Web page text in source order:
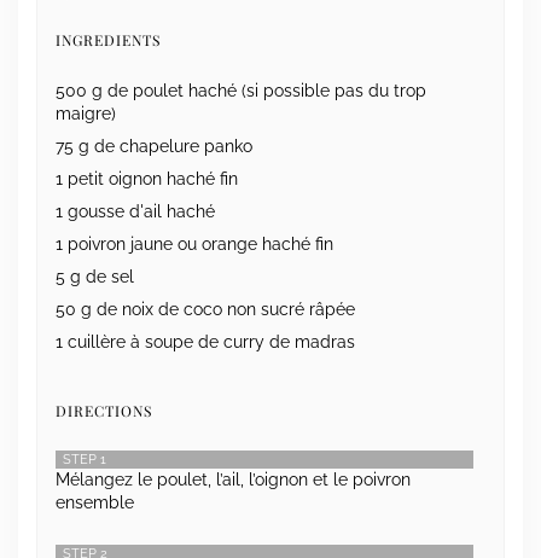
INGREDIENTS
500 g de poulet haché (si possible pas du trop
maigre)
75 g de chapelure panko
1 petit oignon haché fin
1 gousse d'ail haché
1 poivron jaune ou orange haché fin
5 g de sel
50 g de noix de coco non sucré râpée
1 cuillère à soupe de curry de madras
DIRECTIONS
STEP 1
Mélangez le poulet, l’ail, l’oignon et le poivron
ensemble
STEP 2